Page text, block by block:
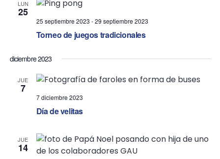
c
n
s
i
LUN
25
25 septiembre 2023 -29 septiembre 2023
Torneo de juegos tradicionales
diciembre 2023
JUE
7
7 diciembre 2023
Día de velitas
JUE
14